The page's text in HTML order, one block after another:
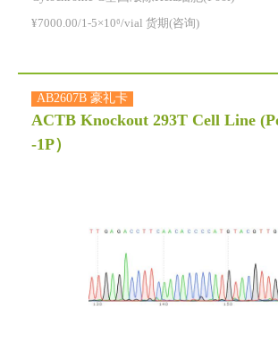
¥7000.00/1-5×10⁶/vial 货期(咨询)
AB2607B 豪礼卡
ACTB Knockout 293T Cell Line
-1P）